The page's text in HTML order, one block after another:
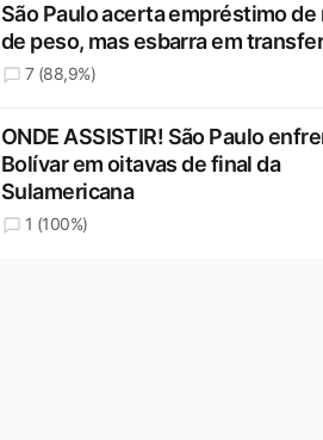
São Paulo acerta empréstimo
de peso, mas esbarra em
7 (88,9%)
ONDE ASSISTIR! São Paulo
Bolívar em oitavas de final da
Sulamericana
1 (100%)